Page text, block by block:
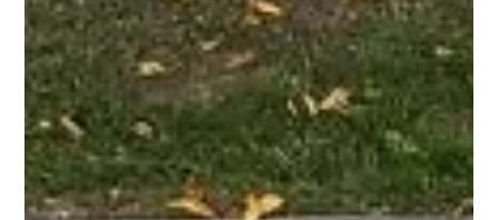
medencefedés . Miért pont tavasszal érdemes
medencefedésben gondolkodni? A szezon eleje a legjobb
időszak a ter